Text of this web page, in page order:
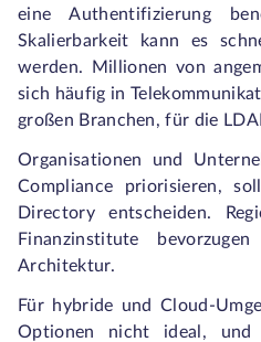
eine Authentifizierung
Skalierbarkeit kann es
werden. Millionen von
sich häufig in
großen Branchen, für die
Organisationen und
Compliance priorisieren,
Directory entscheiden.
Finanzinstitute
Architektur.
Für hybride und Cloud-
Optionen nicht ideal,